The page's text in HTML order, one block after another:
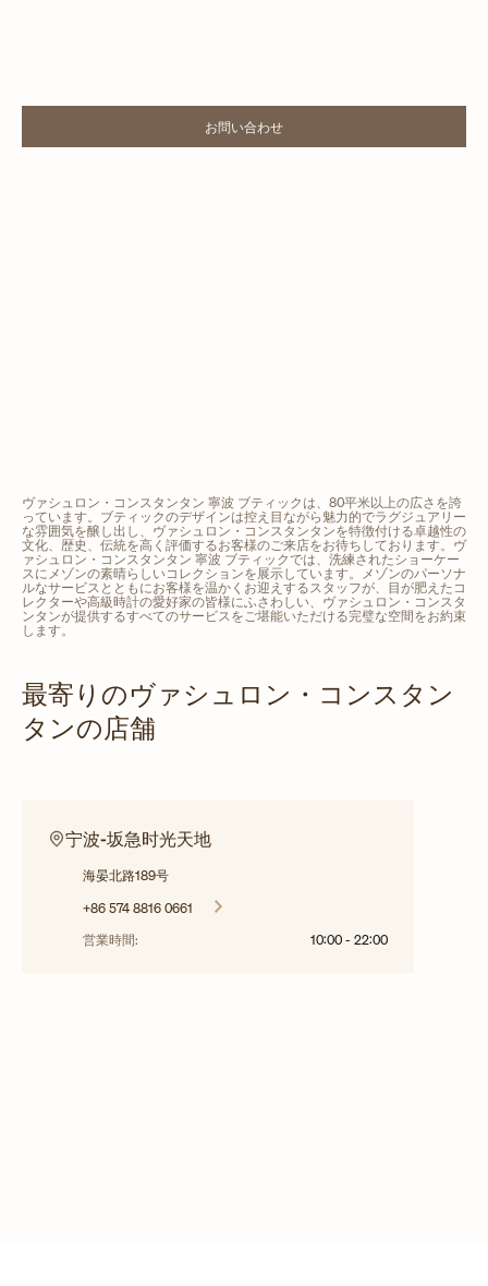
お問い合わせLINK OPENS IN NEW TAB
ヴァシュロン・コンスタンタン 寧波 ブティックは、80平米以上の広さを誇
っています。ブティックのデザインは控え目ながら魅力的でラグジュアリー
な雰囲気を醸し出し、ヴァシュロン・コンスタンタンを特徴付ける卓越性の
文化、歴史、伝統を高く評価するお客様のご来店をお待ちしております。ヴ
ァシュロン・コンスタンタン 寧波 ブティックでは、洗練されたショーケー
スにメゾンの素晴らしいコレクションを展示しています。メゾンのパーソナ
ルなサービスとともにお客様を温かくお迎えするスタッフが、目が肥えたコ
レクターや高級時計の愛好家の皆様にふさわしい、ヴァシュロン・コンスタ
ンタンが提供するすべてのサービスをご堪能いただける完璧な空間をお約束
します。
最寄りのヴァシュロン・コンスタン
タンの店舗
宁波-坂急时光天地
海晏北路189号
+86 574 8816 0661
営業時間:
10:00 - 22:00